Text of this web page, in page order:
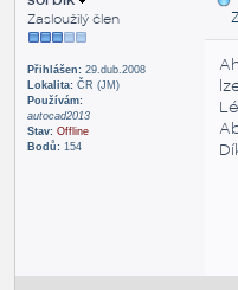
Zasloužilý člen
Přihlášen:29.dub.2008
Lokalita:ČR (JM)
Používám:
autocad2013
Stav: Offline
Bodů:154